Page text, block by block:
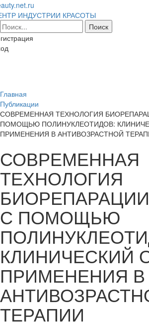
ИНДУСТРИИ КРАСОТЫ
Главная
Публикации
СОВРЕМЕННАЯ ТЕХНОЛОГИЯ
ПОМОЩЬЮ ПОЛИНУКЛЕОТИДОВ:
ПРИМЕНЕНИЯ В АНТИВОЗРАСТНОЙ
СОВРЕМЕННАЯ
ТЕХНОЛОГИЯ
С ПОМОЩЬЮ
КЛИНИЧЕСКИЙ
ПРИМЕНЕНИЯ В
ТЕРАПИИ